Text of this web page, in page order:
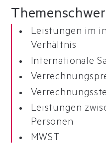
Themen
Leistungen im
Verhältnis
Internationale
Leistungen
Personen
MWST